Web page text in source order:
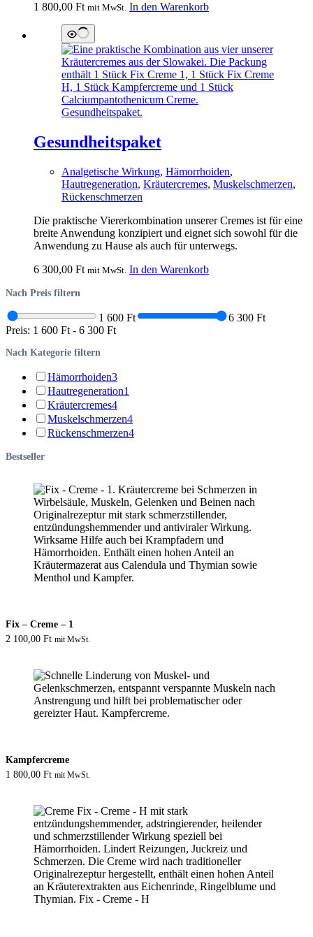
1 800,00 Ft mit MwSt. In den Warenkorb
Gesundheitspaket
Analgetische Wirkung, Hämorrhoiden,
Hautregeneration, Kräutercremes, Muskelschmerzen,
Rückenschmerzen
Die praktische Viererkombination unserer Cremes ist für eine
breite Anwendung konzipiert und eignet sich sowohl für die
Anwendung zu Hause als auch für unterwegs.
6 300,00 Ft mit MwSt. In den Warenkorb
Nach Preis filtern
1 600 Ft
6 300 Ft
Preis: 1 600 Ft - 6 300 Ft
Nach Kategorie filtern
Hämorrhoiden3
Hautregeneration1
Kräutercremes4
Muskelschmerzen4
Rückenschmerzen4
Bestseller
Fix – Creme – 1
2 100,00 Ft mit MwSt.
Kampfercreme
1 800,00 Ft mit MwSt.